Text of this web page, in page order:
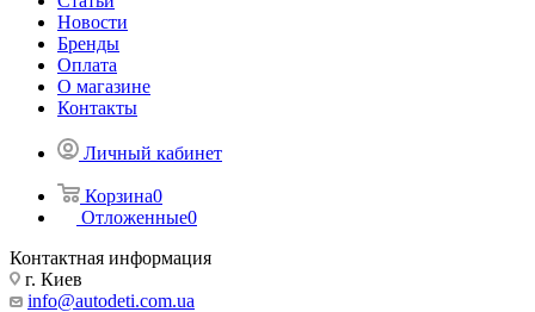
Новости
Бренды
Оплата
О магазине
Контакты
Личный кабинет
Корзина0
Отложенные0
Контактная информация
г. Киев
info@autodeti.com.ua